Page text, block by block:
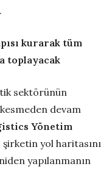
kurarak tüm
toplayacak
sektörünün
devam
Yönetim
şirketin yol haritasını
yapılanmanın